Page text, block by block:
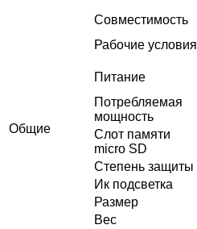
Совместимость
Общие
Рабочие условия
Питание
Потребляемая
мощность
Слот памяти
micro SD
Степень защиты
Ик подсветка
Размер
Вес